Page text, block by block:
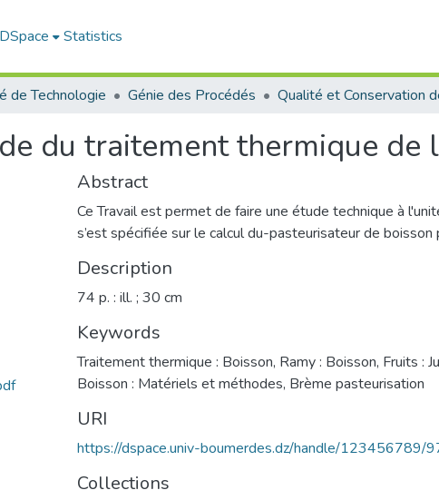
Statistics
de Technologie Génie des Procédés
du traitement thermique de
Abstract
Ce Travail est permet de faire une étude technique à
s’est spécifiée sur le calcul du-pasteurisateur de
Description
74 p. : ill. ; 30 cm
Keywords
Traitement thermique : Boisson, Ramy : Boisson, Fruits :
Boisson : Matériels et méthodes, Brème pasteurisation
URI
https://dspace.univ-boumerdes.dz/handle/123456789/
Collections